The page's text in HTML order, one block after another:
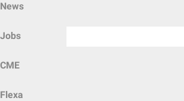
News
Jobs
CME
Flexa